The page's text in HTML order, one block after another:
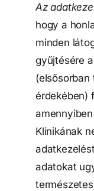
Az
hogy a
minden
gyűjtésére
(elsősorban
érdekében)
Klinikának
adatokat